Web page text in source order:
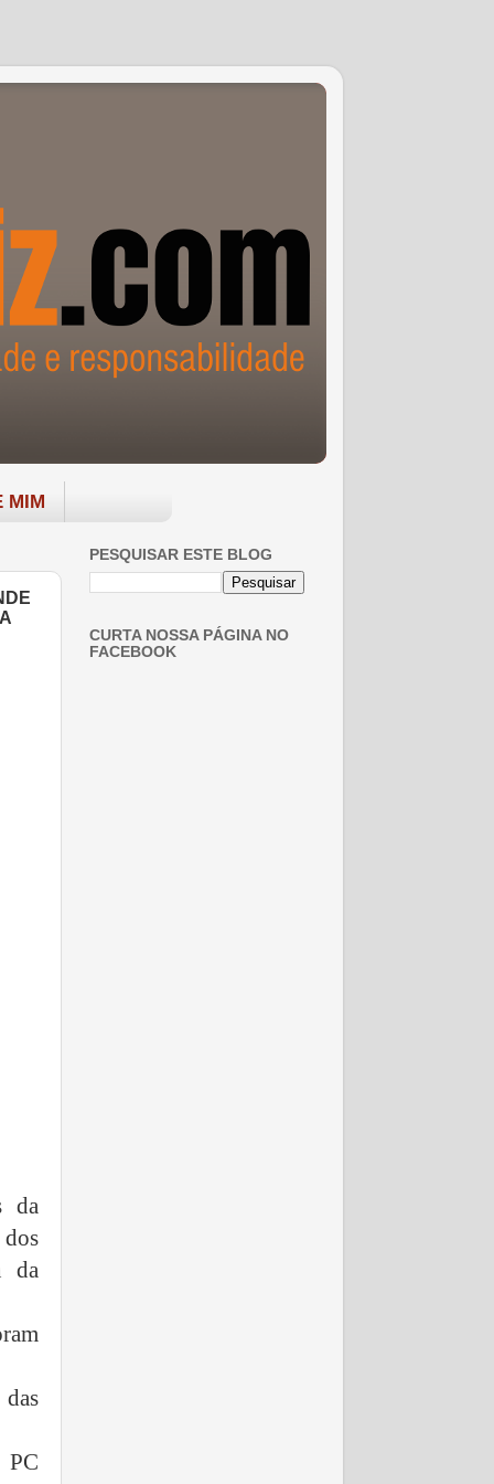
MIM
da
da
PESQUISAR ESTE BLOG
CURTA NOSSA PÁGINA NO
FACEBOOK